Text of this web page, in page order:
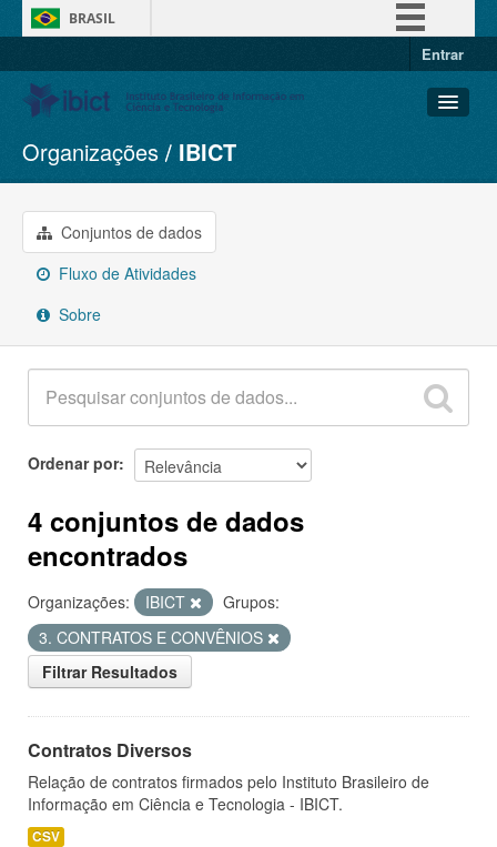
BRASIL
Entrar
Conjuntos de dados
Organizações
Grupos
Sobre
Organizações IBICT
Conjuntos de dados
Fluxo de Atividades
Sobre
Ordenar por
4 conjuntos de dados
encontrados
Organizações: IBICT
Grupos:
3. CONTRATOS E CONVÊNIOS
Filtrar Resultados
Contratos Diversos
Relação de contratos firmados pelo Instituto Brasileiro de
Informação em Ciência e Tecnologia - IBICT.
CSV